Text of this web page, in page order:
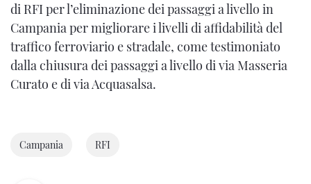
di RFI per l’eliminazione dei passaggi a livello in
Campania per migliorare i livelli di affidabilità del
traffico ferroviario e stradale, come testimoniato
dalla chiusura dei passaggi a livello di via Masseria
Curato e di via Acquasalsa.
Campania RFI